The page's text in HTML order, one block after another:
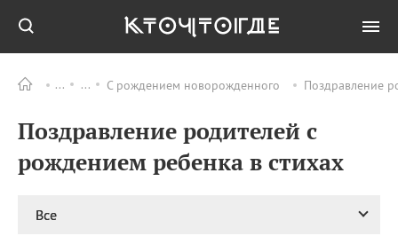
С рождением новорожденного Поздравление
Поздравление родителей с
рождением ребенка в стихах
Все
ПРАЗДНИКИ Все
09.08 День памяти жертв
атомной
бомбардировки